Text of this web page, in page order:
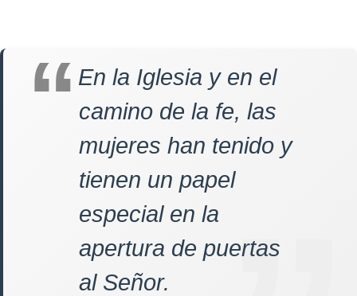
En la Iglesia y en el
camino de la fe, las
mujeres han tenido y
tienen un papel
especial en la
apertura de puertas
al Señor.